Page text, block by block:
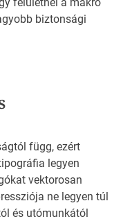
biztonsági
függ, ezért
legyen
vektorosan
ne legyen túl
és utómunkától